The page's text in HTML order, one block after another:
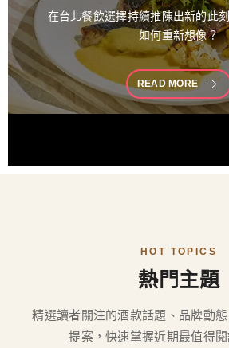
中秋佳節向來是傳遞情誼與分享珍
持百年製酒工藝
READ MORE
HOT TOPICS
熱門主題
精選讀者關注的酒款話題、品牌動
提案，快速掌握近期最值得閱